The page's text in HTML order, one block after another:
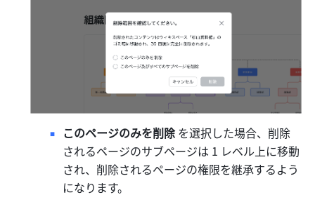
このページのみを削除 を選択した場合、削除
されるページのサブページは 1 レベル上に移動
され、削除されるページの権限を継承するよう
になります。